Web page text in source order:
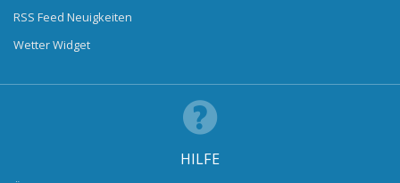
RSS Feed Neuigkeiten
Wetter Widget
HILFE